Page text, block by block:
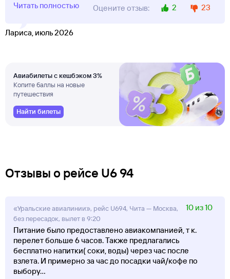
Читать полностью
Оцените отзыв: 2 23
Лариса, июль 2026
Авиабилеты с кешбэком 3%
Копите баллы на новые
путешествия
Найти билеты
Отзывы о рейсе U6 94
«Уральские авиалинии», рейс U694, Чита — Москва,
без пересадок, вылет в 9:20
10 из 10
Питание было предоставлено авиакомпанией, т к.
перелет больше 6 часов. Также предлагались
бесплатно напитки( соки, воды) через час после
взлета. И примерно за час до посадки чай/кофе по
выбору...